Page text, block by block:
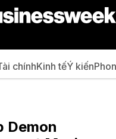
chínhKinh tếÝ kiến
Demon